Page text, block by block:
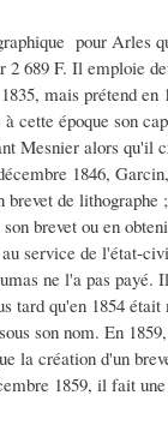
pour Arles
2 689 F. Il
mais prétend
cette époque son
Mesnier alors
1846,
de
brevet ou en
service de l'état-
ne l'a pas
tard qu'en 1854
son nom. En
la création d'un
1859, il fait